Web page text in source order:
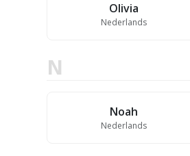
Olivia
Nederlands
N
Noah
Nederlands